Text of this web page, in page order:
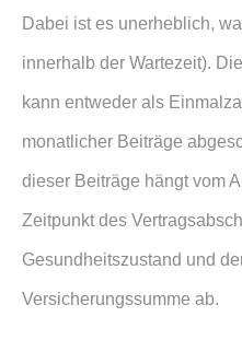
Dabei ist es unerheblich,
innerhalb der Wartezeit).
kann entweder als
monatlicher Beiträge
dieser Beiträge hängt vom
Zeitpunkt des
Gesundheitszustand und
Versicherungssumme ab.